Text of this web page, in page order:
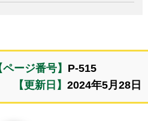
ページ番号】 P-515
【更新日】 2024年5月28日